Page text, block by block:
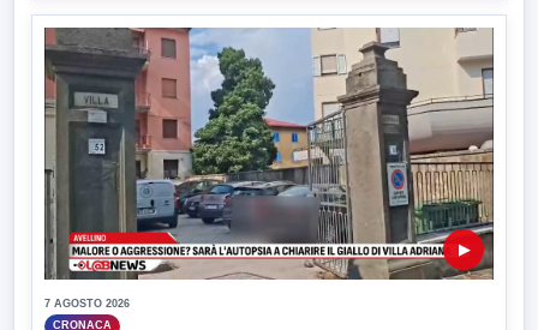
▶
7 AGOSTO 2026
CRONACA